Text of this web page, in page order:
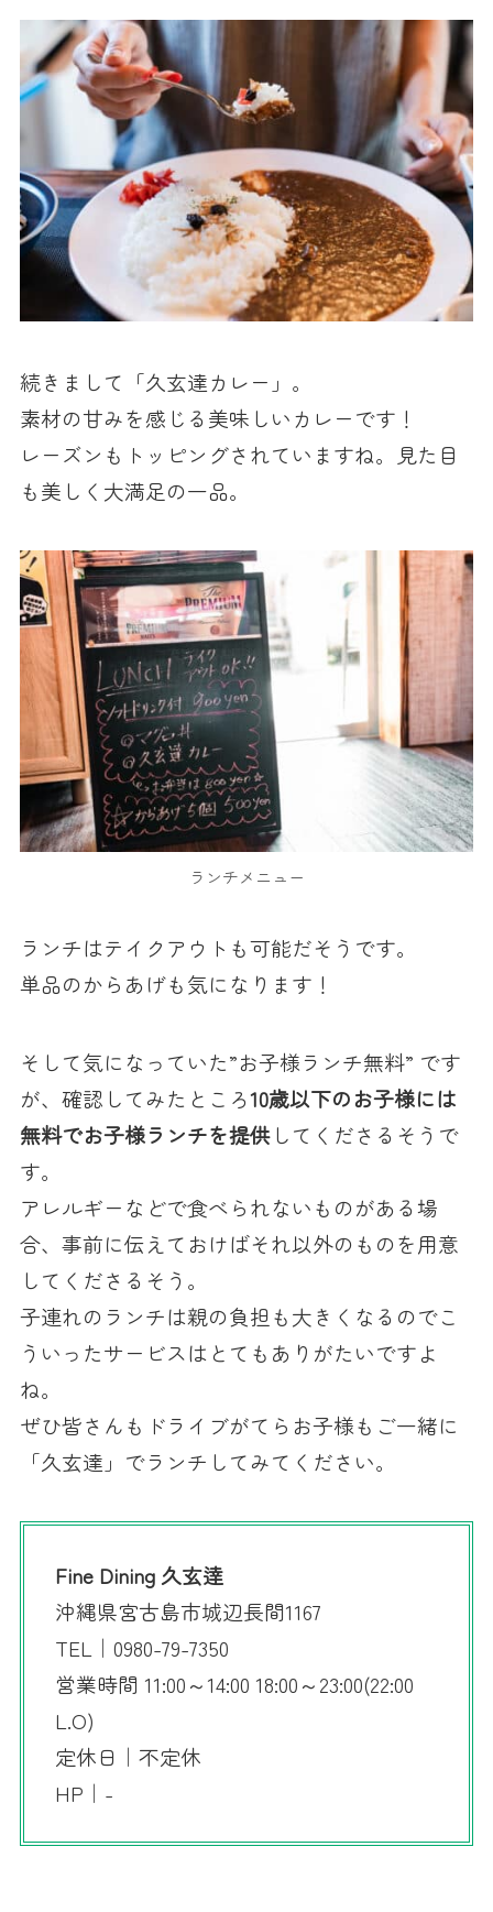
続きまして「久玄達カレー」。
素材の甘みを感じる美味しいカレーです！
レーズンもトッピングされていますね。見た目
も美しく大満足の一品。
ランチメニュー
ランチはテイクアウトも可能だそうです。
単品のからあげも気になります！
そして気になっていた”お子様ランチ無料” です
が、確認してみたところ10歳以下のお子様には
無料でお子様ランチを提供してくださるそうで
す。
アレルギーなどで食べられないものがある場
合、事前に伝えておけばそれ以外のものを用意
してくださるそう。
子連れのランチは親の負担も大きくなるのでこ
ういったサービスはとてもありがたいですよ
ね。
ぜひ皆さんもドライブがてらお子様もご一緒に
「久玄達」でランチしてみてください。
Fine Dining 久玄逹
沖縄県宮古島市城辺長間1167
TEL｜0980-79-7350
営業時間 11:00～14:00 18:00～23:00(22:00
L.O)
定休日｜不定休
HP｜-